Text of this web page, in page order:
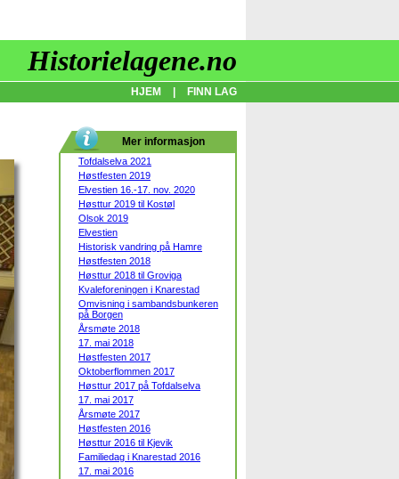
Historielagene.no
HJEM FINN LAG
Mer informasjon
Tofdalselva 2021
Høstfesten 2019
Elvestien 16.-17. nov. 2020
Høsttur 2019 til Kostøl
Olsok 2019
Elvestien
Historisk vandring på Hamre
Høstfesten 2018
Høsttur 2018 til Groviga
Kvaleforeningen i Knarestad
Omvisning i sambandsbunkeren
på Borgen
Årsmøte 2018
17. mai 2018
Høstfesten 2017
Oktoberflommen 2017
Høsttur 2017 på Tofdalselva
17. mai 2017
Årsmøte 2017
Høstfesten 2016
Høsttur 2016 til Kjevik
Familiedag i Knarestad 2016
17. mai 2016